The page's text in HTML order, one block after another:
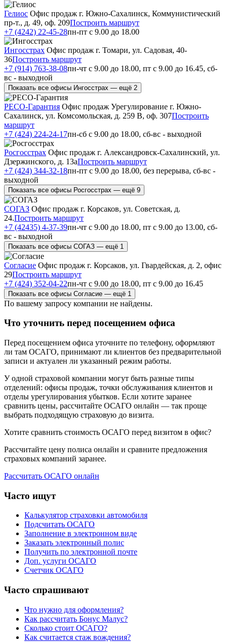
Гелиос Офис продаж г. Южно-Сахалинск, Коммунистический
пр-т., д. 49, оф. 209Построить маршрут
+7 (4242) 22-45-28пн-пт с 9.00 до 18.00
Ингосстрах Офис продаж г. Томари, ул. Садовая, 40-
36Построить маршрут
+7 (914) 763-38-08пн-чт с 9.00 до 18.00, пт с 9.00 до 16.45, сб-
вс - выходной
Показать все офисы Ингосстрах — ещё 2
РЕСО-Гарантия Офис продаж Урегулирование г. Южно-
Сахалинск, ул. Комсомольская, д. 259 В, оф. 307Построить
маршрут
+7 (424) 224-24-17пн-сб с 9.00 до 18.00, сб-вс - выходной
Росгосстрах Офис продаж г. Александровск-Сахалинский, ул.
Дзержинского, д. 13аПостроить маршрут
+7 (424) 344-32-18пн-пт с 9.00 до 18.00, без перерыва, сб-вс -
выходной
Показать все офисы Росгосстрах — ещё 9
СОГАЗ Офис продаж г. Корсаков, ул. Советская, д.
24.Построить маршрут
+7 (42435) 4-37-39пн-чт с 9.00 до 18.00, пт с 9.00 до 13.00, сб-
вс - выходной
Показать все офисы СОГАЗ — ещё 1
Согласие Офис продаж г. Корсаков, ул. Гвардейская, д. 2, офис
29Построить маршрут
+7 (424) 352-04-22пн-чт с 9.00 до 18.00, пт с 9.00 до 16.45
Показать все офисы Согласие — ещё 1
По вашему запросу компании не найдены.
Что уточнить перед посещением офиса
Перед посещением офиса уточните по телефону, оформляют
ли там ОСАГО, принимают ли клиентов без предварительной
записи и актуален ли указанный режим работы.
У одной страховой компании могут быть разные типы
отделений: офисы продаж, точки обслуживания клиентов и
отделы урегулирования убытков. Если хотите заранее
сравнить цены, рассчитайте ОСАГО онлайн — так проще
выбрать подходящую страховую до визита.
Хотите сравнить стоимость ОСАГО перед визитом в офис?
Рассчитайте цену полиса онлайн и сравните предложения
страховых компаний заранее.
Рассчитать ОСАГО онлайн
Часто ищут
Калькулятор страховки автомобиля
Подсчитать ОСАГО
Заполнение в электронном виде
Заказать электронный полис
Получить по электронной почте
Доп. услуги ОСАГО
Счетчик ОСАГО
Часто спрашивают
Что нужно для оформления?
Как рассчитать Бонус Малус?
Сколько стоит ОСАГО?
Как считается стаж вождения?